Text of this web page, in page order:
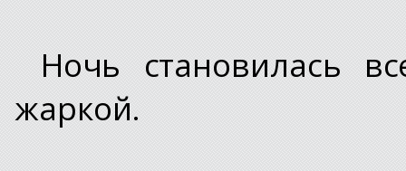
Ночь становилась
жаркой.